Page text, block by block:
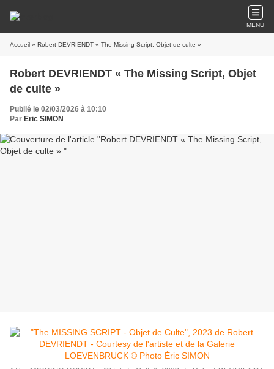
MENU
Accueil » Robert DEVRIENDT « The Missing Script, Objet de culte »
Robert DEVRIENDT « The Missing Script, Objet
de culte »
Publié le 02/03/2026 à 10:10
Par Eric SIMON